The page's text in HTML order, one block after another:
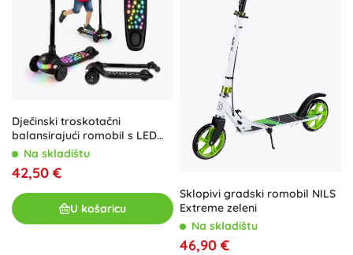
Dječinski troskotačni
balansirajući romobil s LED
osvjetljenjem Ricokids Glowi –
Na skladištu
42,50 €
U košaricu
Sklopivi gradski romobil NILS
Extreme zeleni
Na skladištu
46,90 €